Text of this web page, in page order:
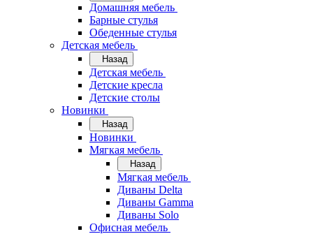
Домашняя мебель
Барные стулья
Обеденные стулья
Детская мебель
Назад
Детская мебель
Детские кресла
Детские столы
Новинки
Назад
Новинки
Мягкая мебель
Назад
Мягкая мебель
Диваны Delta
Диваны Gamma
Диваны Solo
Офисная мебель